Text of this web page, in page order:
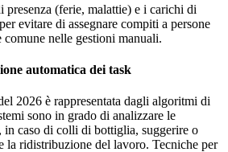
presenza (ferie, malattie) e i carichi di
evitare di assegnare compiti a persone
nelle gestioni manuali.
automatica dei task
2026 è rappresentata dagli algoritmi di
sono in grado di analizzare le
in caso di colli di bottiglia, suggerire o
la ridistribuzione del lavoro. Tecniche per